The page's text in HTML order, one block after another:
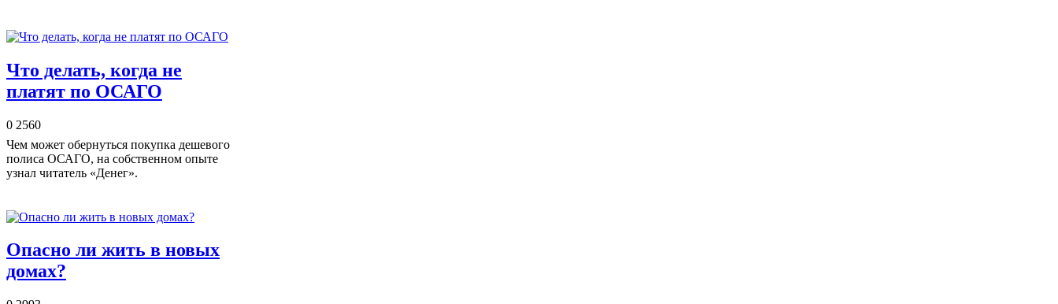
Что делать, когда не
платят по ОСАГО
0 2560
Чем может обернуться покупка дешевого
полиса ОСАГО, на собственном опыте
узнал читатель «Денег».
Опасно ли жить в новых
домах?